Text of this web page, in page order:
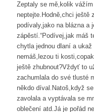
Zeptaly se mě,kolik vážím
neptejte.Hodně,chci ještě
podívaly,jako na blázna a
zápěstí.“Podívej,jak máš
chytla jednou dlaní a
nemáš,lezou ti
ještě zhubnout?Vždyť to
zachumlala do své tlusté
někdo díval.Natoš,když
zavolala a vyptávala se
oblečení atd.Já je pořád